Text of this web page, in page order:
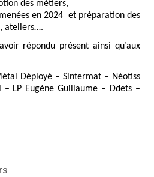
des métiers,
en 2024 et préparation des
ateliers….
répondu présent ainsi qu’aux
Déployé – Sintermat – Néotiss
LP Eugène Guillaume – Ddets –